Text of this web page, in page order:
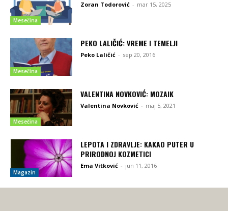
Mesečina
Zoran Todorović - mar 15, 2025
Mesečina
PEKO LALIČIĆ: VREME I TEMELJI
Peko Laličić - sep 20, 2016
Mesečina
VALENTINA NOVKOVIĆ: MOZAIK
Valentina Novković - maj 5, 2021
Magazin
LEPOTA I ZDRAVLJE: KAKAO PUTER U
PRIRODNOJ KOZMETICI
Ema Vitković - jun 11, 2016